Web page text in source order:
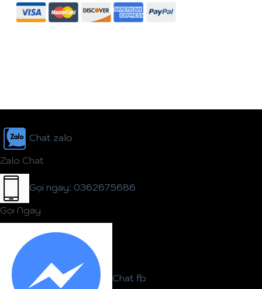
Chat zalo
Zalo Chat
Gọi ngay: 0362675686
Gọi Ngay
Chat fb